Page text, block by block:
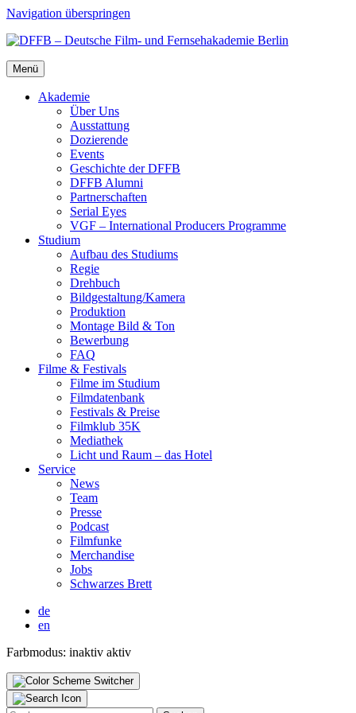
Navigation überspringen
Menü
Aka­de­mie
Über Uns
Aus­stat­tung
Dozie­ren­de
Events
Geschich­te der DFFB
DFFB Alum­ni
Part­ner­schaf­ten
Seri­al Eyes
VGF – Inter­na­tio­nal Pro­du­cers Pro­gram­me
Stu­di­um
Auf­bau des Stu­di­ums
Regie
Dreh­buch
Bildgestaltung/​​Kamera
Pro­duk­ti­on
Mon­ta­ge Bild & Ton
Bewer­bung
FAQ
Fil­me & Fes­ti­vals
Fil­me im Stu­di­um
Film­da­ten­bank
Fes­ti­vals & Prei­se
Film­klub 35K
Media­thek
Licht und Raum – das Hotel
Ser­vice
News
Team
Pres­se
Pod­cast
Film­fun­ke
Mer­chan­di­se
Jobs
Schwar­zes Brett
de
en
Farbmodus: inaktiv aktiv